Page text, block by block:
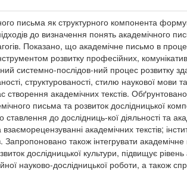
письма як структурного компонента
до визначення понять академічного
Показано, що академічне письмо в
розвитку професійних,
системно-послідов-ний процес розвитку
структурованості, стилю наукової мови
створення академічних текстів.
письма та розвиток дослідницької
до дослідниць-кої діяльності та
академічних текстів;
Запропоновано також інтегрувати
дослідницької культури, підвищує
науково-дослідницької роботи, а також